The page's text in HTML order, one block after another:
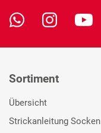
Sortiment
Übersicht
Strickanleitung Socken